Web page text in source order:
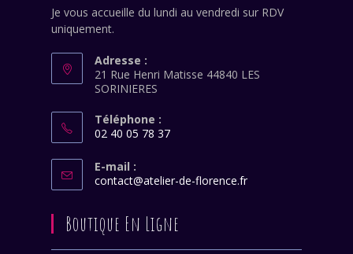
Je vous accueille du lundi au vendredi sur RDV
uniquement.
Adresse :
21 Rue Henri Matisse 44840 LES
SORINIERES
Téléphone :
02 40 05 78 37
dans
votre
E-mail :
contact@atelier-de-florence.frS’ouvre
Boutique En Ligne